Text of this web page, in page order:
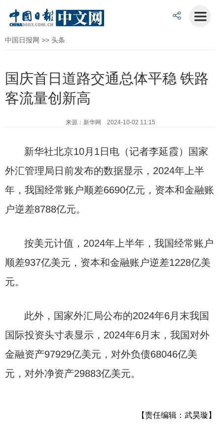
中国日报网 >> 头条
国庆首日道路交通总体平稳 铁路
客流量创新高
来源：新华网 2024-10-02 11:15
新华社北京10月1日电（记者李延霞）国家
外汇管理局日前发布的数据显示，2024年上半
年，我国经常账户顺差6690亿元，资本和金融账
户逆差8788亿元。
按美元计值，2024年上半年，我国经常账户
顺差937亿美元，资本和金融账户逆差1228亿美
元。
此外，国家外汇局公布的2024年6月末我国
国际投资头寸表显示，2024年6月末，我国对外
金融资产97929亿美元，对外负债68046亿美
元，对外净资产29883亿美元。
【责任编辑：武昊璇】